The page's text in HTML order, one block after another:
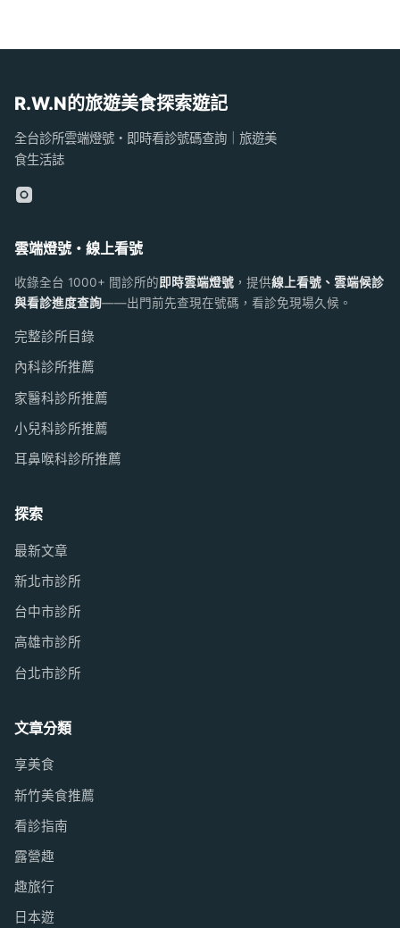
R.W.N的旅遊美食探索遊記
全台診所雲端燈號・即時看診號碼查詢｜旅遊美
食生活誌
雲端燈號・線上看號
收錄全台 1000+ 間診所的即時雲端燈號 ，提供線上看號、雲端候診
與看診進度查詢——出門前先查現在號碼，看診免現場久候。
完整診所目錄
內科診所推薦
家醫科診所推薦
小兒科診所推薦
耳鼻喉科診所推薦
探索
最新文章
新北市診所
台中市診所
高雄市診所
台北市診所
文章分類
享美食
新竹美食推薦
看診指南
露營趣
趣旅行
日本遊